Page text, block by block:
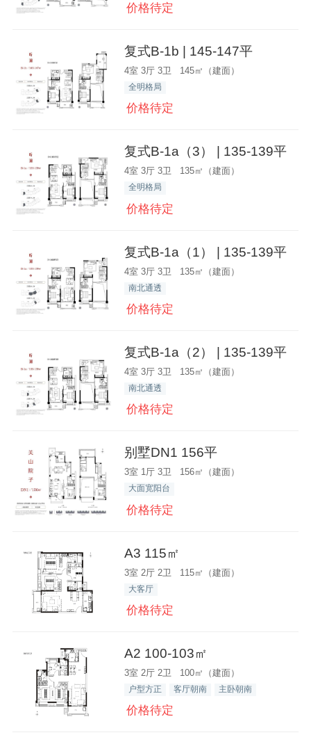
价格待定
复式B-1b | 145-147平
4室 3厅 3卫 145㎡（建面）
全明格局
价格待定
复式B-1a（3） | 135-139平
4室 3厅 3卫 135㎡（建面）
全明格局
价格待定
复式B-1a（1） | 135-139平
4室 3厅 3卫 135㎡（建面）
南北通透
价格待定
复式B-1a（2） | 135-139平
4室 3厅 3卫 135㎡（建面）
南北通透
价格待定
别墅DN1 156平
3室 1厅 3卫 156㎡（建面）
大面宽阳台
价格待定
A3 115㎡
3室 2厅 2卫 115㎡（建面）
大客厅
价格待定
A2 100-103㎡
3室 2厅 2卫 100㎡（建面）
户型方正 客厅朝南 主卧朝南
价格待定